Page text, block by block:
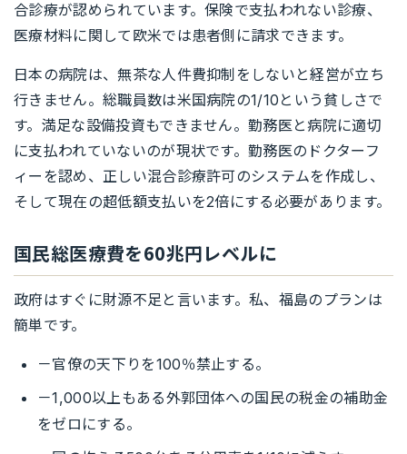
合診療が認められています。保険で支払われない診療、
医療材料に関して欧米では患者側に請求できます。
日本の病院は、無茶な人件費抑制をしないと経営が立ち
行きません。総職員数は米国病院の1/10という貧しさで
す。満足な設備投資もできません。勤務医と病院に適切
に支払われていないのが現状です。勤務医のドクターフ
ィーを認め、正しい混合診療許可のシステムを作成し、
そして現在の超低額支払いを2倍にする必要があります。
国民総医療費を60兆円レベルに
政府はすぐに財源不足と言います。私、福島のプランは
簡単です。
－官僚の天下りを100％禁止する。
－1,000以上もある外郭団体への国民の税金の補助金
をゼロにする。